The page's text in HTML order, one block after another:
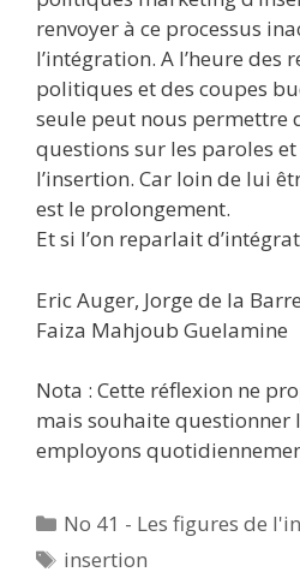
renvoyer à ce processus
l’intégration. A l’heure des
politiques et des coupes
seule peut nous permettre
questions sur les paroles
l’insertion. Car loin de lui
est le prolongement.
Et si l’on reparlait
Eric Auger, Jorge de la
Faiza Mahjoub Guelamine
Nota : Cette réflexion ne
mais souhaite questionner
employons
Catégories
No 41 - Les figures de
Étiquettes
insertion